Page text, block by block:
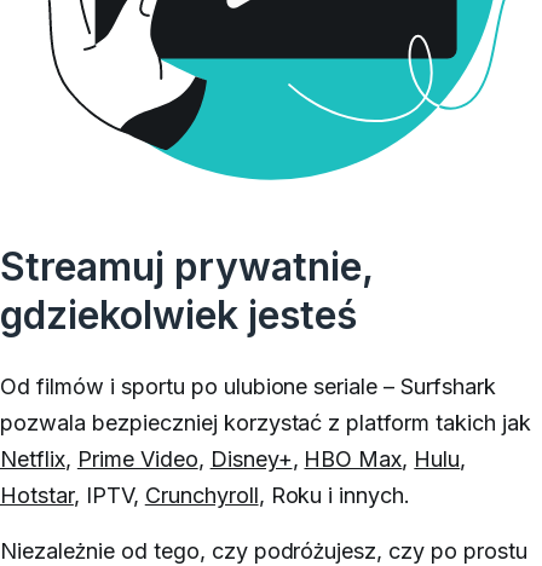
Streamuj prywatnie,
gdziekolwiek jesteś
Od filmów i sportu po ulubione seriale – Surfshark
pozwala bezpieczniej korzystać z platform takich jak
Netflix, Prime Video, Disney+, HBO Max, Hulu,
Hotstar, IPTV, Crunchyroll, Roku i innych.
Niezależnie od tego, czy podróżujesz, czy po prostu